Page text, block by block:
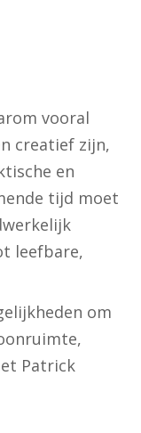
vooral
creatief zijn,
en
tijd moet
leefbare,
om
Patrick